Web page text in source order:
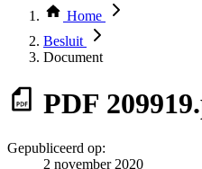
Thema COVID-19
Bekijk per bestuursorgaan
Home
Besluit
Document
PDF
Gepubliceerd op:
2 november 2020